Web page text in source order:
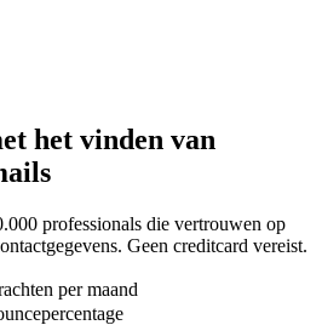
het vinden van
professionals die vertrouwen op
Geen creditcard vereist.
per maand